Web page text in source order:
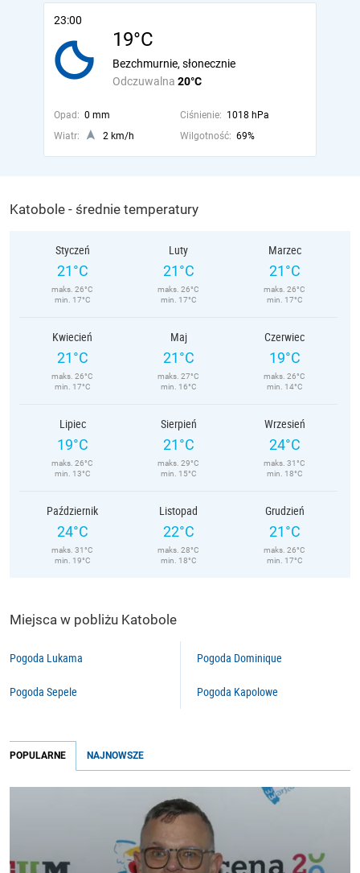
23:00
19°C
Odczuwalna 20°C
Bezchmurnie, słonecznie
Opad: 0 mm Ciśnienie: 1018 hPa
Wiatr:
2 km/h Wilgotność: 69%
Katobole - średnie temperatury
Styczeń
21°C
maks. 26°C
min. 17°C
Luty
21°C
maks. 26°C
min. 17°C
Marzec
21°C
maks. 26°C
min. 17°C
Kwiecień
21°C
maks. 26°C
min. 17°C
Maj
21°C
maks. 27°C
min. 16°C
Czerwiec
19°C
maks. 26°C
min. 14°C
Lipiec
19°C
maks. 26°C
min. 13°C
Sierpień
21°C
maks. 29°C
min. 15°C
Wrzesień
24°C
maks. 31°C
min. 18°C
Październik
24°C
maks. 31°C
min. 19°C
Listopad
22°C
maks. 28°C
min. 18°C
Grudzień
21°C
maks. 26°C
min. 17°C
Miejsca w pobliżu Katobole
Pogoda Lukama
Pogoda Sepele
Pogoda Dominique
Pogoda Kapolowe
POPULARNE NAJNOWSZE